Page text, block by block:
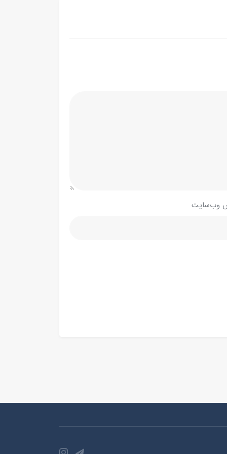
وب‌سایت